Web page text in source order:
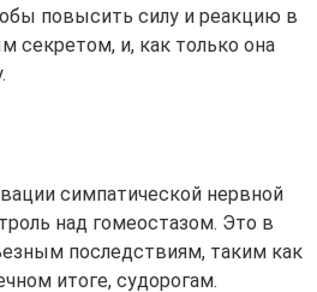
повысить силу и реакцию в
секретом, и, как только она
симпатической нервной
над гомеостазом. Это в
последствиям, таким как
итоге, судорогам.